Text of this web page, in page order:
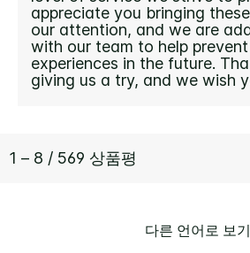
다른 언어로 보기